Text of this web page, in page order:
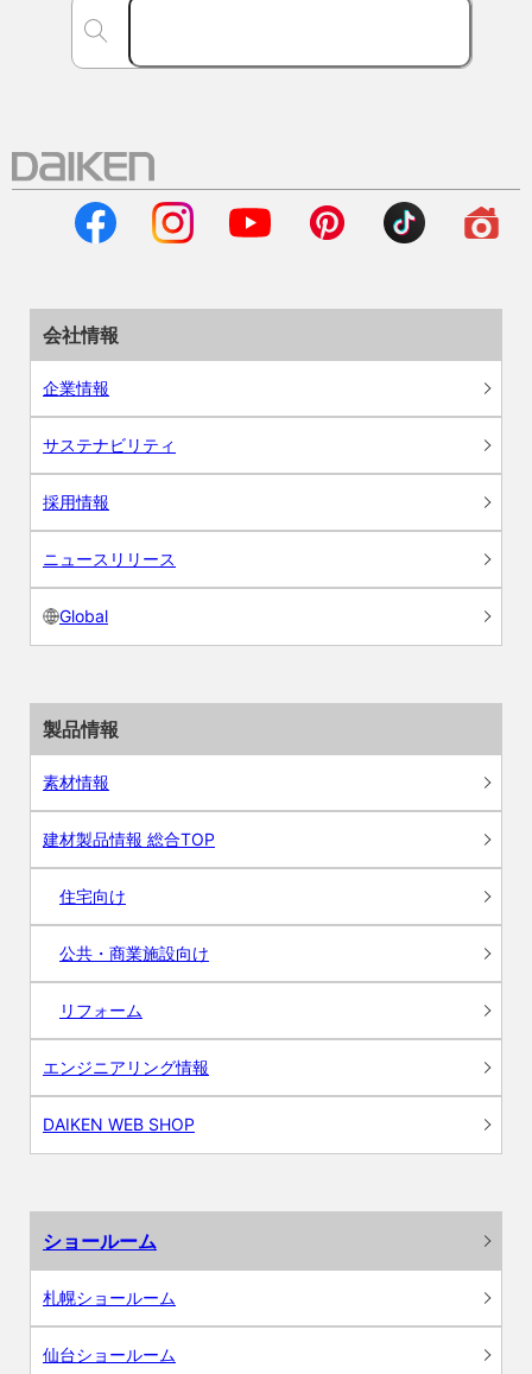
会社情報
企業情報
サステナビリティ
採用情報
ニュースリリース
Global
製品情報
素材情報
建材製品情報 総合TOP
住宅向け
公共・商業施設向け
リフォーム
エンジニアリング情報
DAIKEN WEB SHOP
ショールーム
札幌ショールーム
仙台ショールーム